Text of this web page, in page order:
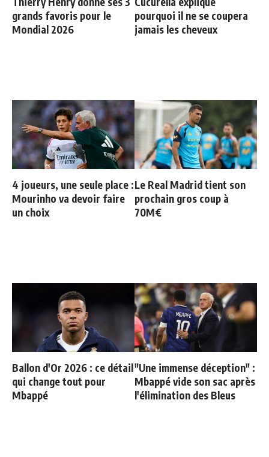
grands favoris pour le
Mondial 2026
pourquoi il ne se coupera
jamais les cheveux
4 joueurs, une seule place :
Mourinho va devoir faire
un choix
Le Real Madrid tient son
prochain gros coup à
70M€
Ballon d'Or 2026 : ce détail
qui change tout pour
Mbappé
"Une immense déception" :
Mbappé vide son sac après
l'élimination des Bleus